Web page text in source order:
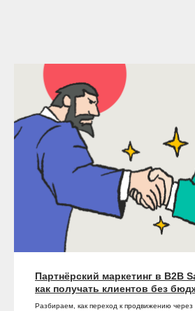
Партнёрский маркетинг в B2B
как получать клиентов без
Разбираем, как переход к продвижению через